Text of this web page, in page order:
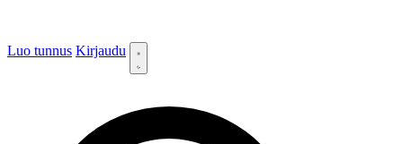
Luo tunnus Kirjaudu